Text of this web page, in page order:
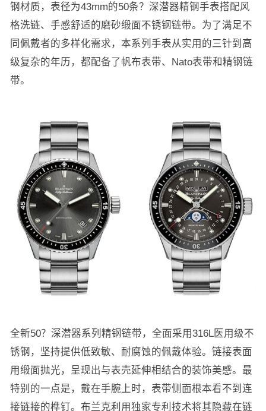
钢材质，表径为43mm的50条？深潜器精钢手表搭配风
格洗链、手感舒适的磨砂缎面不锈钢链带。为了满足不
同佩戴者的多样化需求，本系列手表从实用的三针到高
级复杂的年历，都配备了帆布表带、Nato表带和精钢链
带。
全新50？深潜器系列精钢链带，全面采用316L医用级不
锈钢，坚持提供低致敏、耐腐蚀的佩戴体验。链接表面
用缎面抛光，呈现出与表壳延伸相结合的装饰美感。最
特别的一点是，戴在手腕上时，表带侧面根本看不到连
接链接的榫钉。布兰克利用独家专利技术将其隐藏在链